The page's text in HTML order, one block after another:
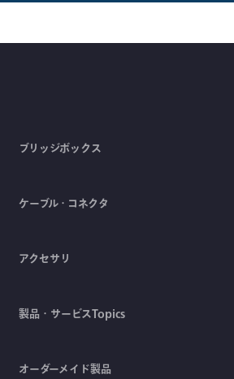
ブリッジボックス
ケーブル・コネクタ
アクセサリ
製品・サービスTopics
オーダーメイド製品